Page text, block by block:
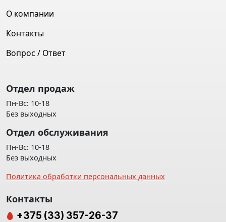
О компании
Контакты
Вопрос / Ответ
Отдел продаж
Пн-Вс: 10-18
Без выходных
Отдел обслуживания
Пн-Вс: 10-18
Без выходных
Политика обработки персональных данных
Контакты
+375 (33) 357-26-37